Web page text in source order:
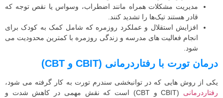
مدیریت مشکلات همراه مانند اضطراب، وسواس یا نقص توجه که
قادر هستند تیک‌ها را تشدید کنند.
افزایش استقلال و عملکرد روزمره که شامل کمک به کودک برای
انجام فعالیت‌ های مدرسه و زندگی روزمره با کمترین محدودیت می
شود.
درمان تورت با رفتاردرمانی (CBIT و CBT)
یکی از روش هایی که در توانبخشی سندرم تورت به کار گرفته می شود،
رفتاردرمانی
(CBIT و CBT) است که نقش مهمی در کاهش شدت و